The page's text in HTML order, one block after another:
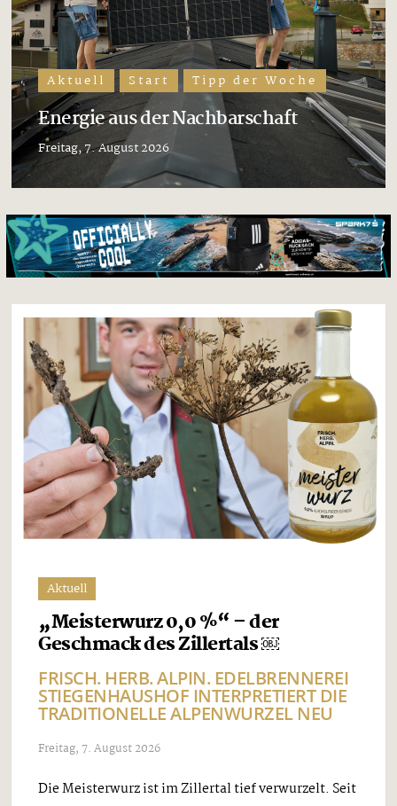
Aktuell Start Tipp der Woche
Energie aus der Nachbarschaft
Freitag, 7. August 2026
Aktuell
„Meisterwurz 0,0 %“ – der
Geschmack des Zillertals ￼
FRISCH. HERB. ALPIN. EDELBRENNEREI
STIEGENHAUSHOF INTERPRETIERT DIE
TRADITIONELLE ALPENWURZEL NEU
Freitag, 7. August 2026
Die Meisterwurz ist im Zillertal tief verwurzelt. Seit